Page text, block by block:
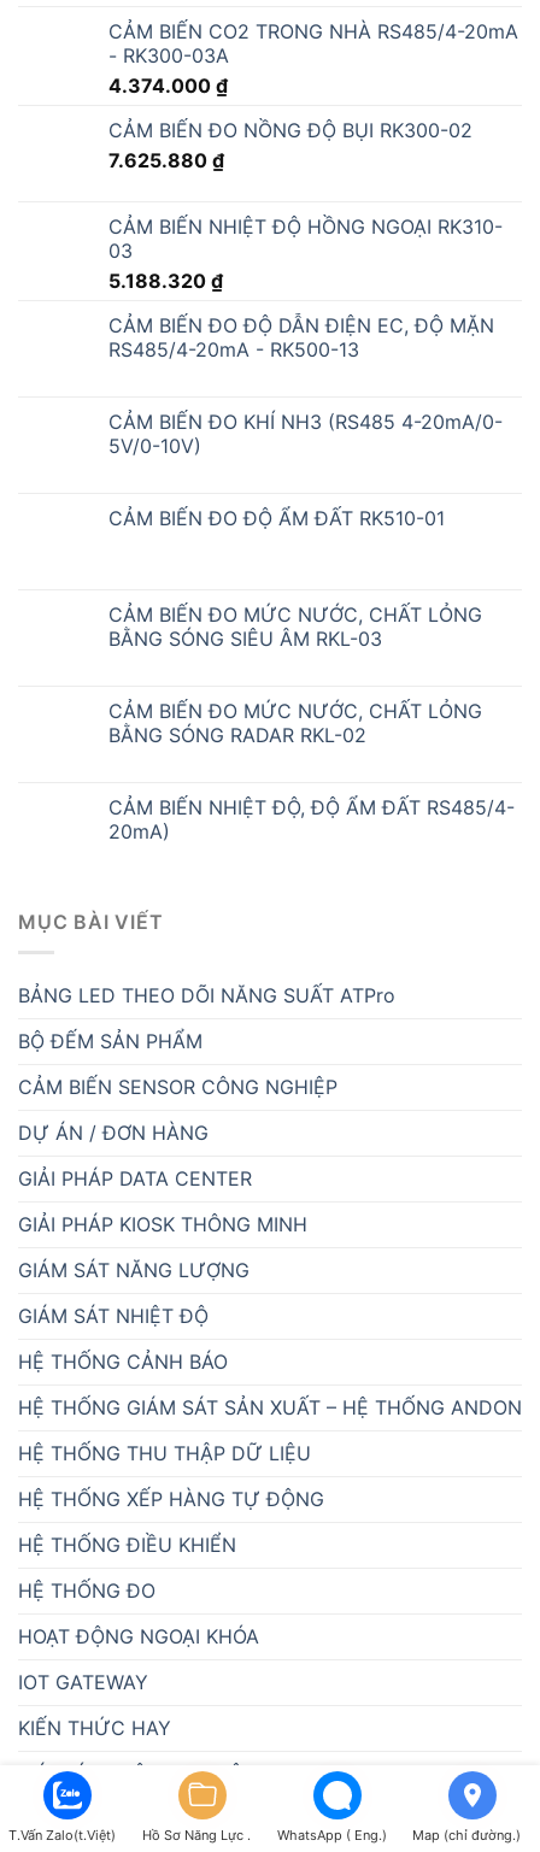
CẢM BIẾN CO2 TRONG NHÀ RS485/4-20mA
- RK300-03A
4.374.000 ₫
CẢM BIẾN ĐO NỒNG ĐỘ BỤI RK300-02
7.625.880 ₫
CẢM BIẾN NHIỆT ĐỘ HỒNG NGOẠI RK310-
03
5.188.320 ₫
CẢM BIẾN ĐO ĐỘ DẪN ĐIỆN EC, ĐỘ MẶN
RS485/4-20mA - RK500-13
CẢM BIẾN ĐO KHÍ NH3 (RS485 4-20mA/0-
5V/0-10V)
CẢM BIẾN ĐO ĐỘ ẨM ĐẤT RK510-01
CẢM BIẾN ĐO MỨC NƯỚC, CHẤT LỎNG
BẰNG SÓNG SIÊU ÂM RKL-03
CẢM BIẾN ĐO MỨC NƯỚC, CHẤT LỎNG
BẰNG SÓNG RADAR RKL-02
CẢM BIẾN NHIỆT ĐỘ, ĐỘ ẨM ĐẤT RS485/4-
20mA)
MỤC BÀI VIẾT
BẢNG LED THEO DÕI NĂNG SUẤT ATPro
BỘ ĐẾM SẢN PHẨM
CẢM BIẾN SENSOR CÔNG NGHIỆP
DỰ ÁN / ĐƠN HÀNG
GIẢI PHÁP DATA CENTER
GIẢI PHÁP KIOSK THÔNG MINH
GIÁM SÁT NĂNG LƯỢNG
GIÁM SÁT NHIỆT ĐỘ
HỆ THỐNG CẢNH BÁO
HỆ THỐNG GIÁM SÁT SẢN XUẤT – HỆ THỐNG ANDON
HỆ THỐNG THU THẬP DỮ LIỆU
HỆ THỐNG XẾP HÀNG TỰ ĐỘNG
HỆ THỐNG ĐIỀU KHIỂN
HỆ THỐNG ĐO
HOẠT ĐỘNG NGOẠI KHÓA
IOT GATEWAY
KIẾN THỨC HAY
MÁY TÍNH CÔNG NGHIỆP
PHẦN MỀM MES
T.Vấn Zalo(t.Việt) Hồ Sơ Năng Lực . WhatsApp ( Eng.) Map (chỉ đường.)